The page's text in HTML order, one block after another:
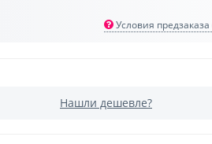
Условия предзаказа
Нашли дешевле?